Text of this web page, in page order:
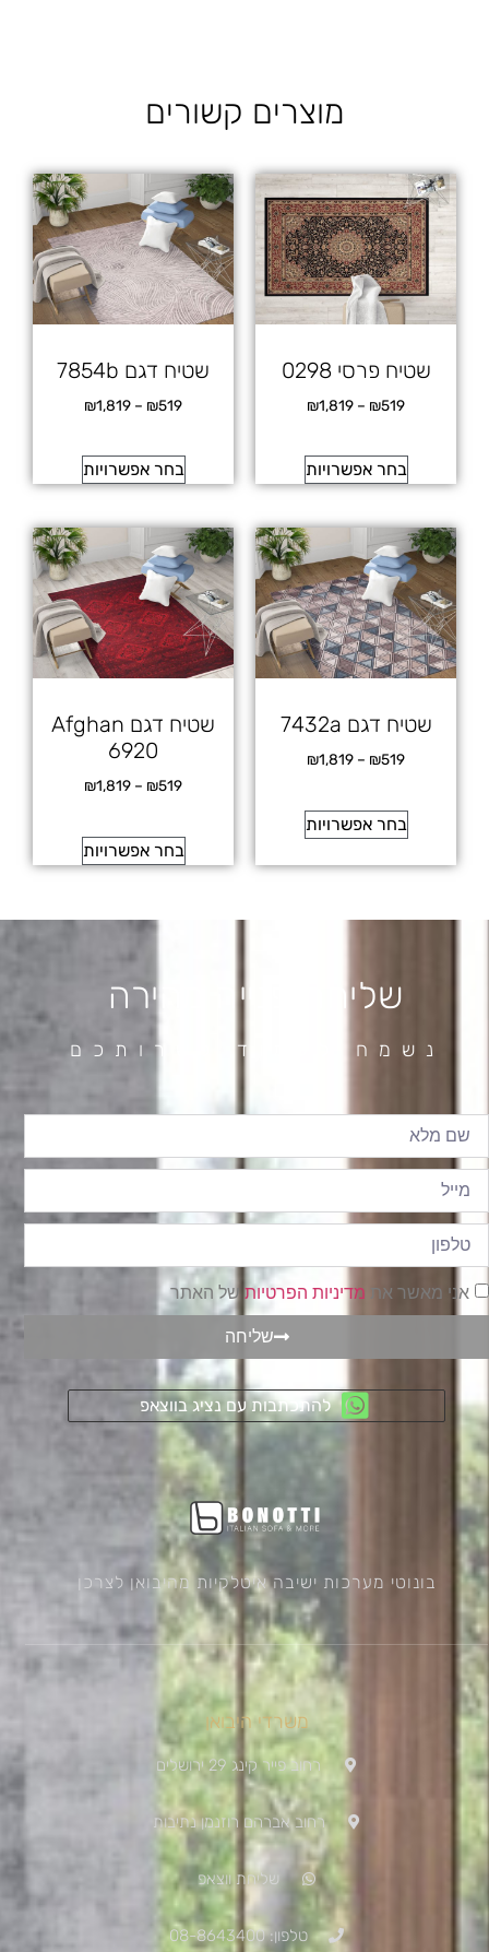
מוצרים קשורים
שטיח פרסי 0298
₪519
–
₪1,819
בחר אפשרויות
שטיח דגם 7854b
₪519
–
₪1,819
בחר אפשרויות
שטיח דגם 7432a
₪519
–
₪1,819
בחר אפשרויות
שטיח דגם Afghan
6920
₪519
–
₪1,819
בחר אפשרויות
שליחת פנייה מהירה
נשמח לעמוד לשרותכם
אני מאשר את מדיניות הפרטיות של האתר
שליחה
להתכתבות עם נציג בווצאפ
בונוטי מערכות ישיבה איטלקיות מהיבואן לצרכן
משרדי היבואן
רחוב פייר קינג 29 ירושלים
רחוב אברהם רוזנמן נתיבות
שליחת ווצאפ
טלפון: 08-8643400